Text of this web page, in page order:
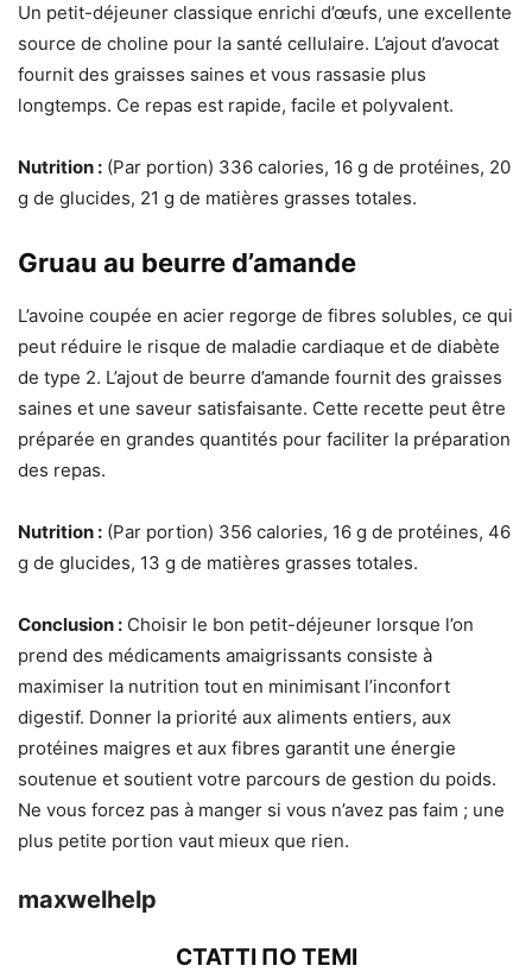
Un petit-déjeuner classique enrichi d’œufs, une excellente
source de choline pour la santé cellulaire. L’ajout d’avocat
fournit des graisses saines et vous rassasie plus
longtemps. Ce repas est rapide, facile et polyvalent.
Nutrition : (Par portion) 336 calories, 16 g de protéines, 20
g de glucides, 21 g de matières grasses totales.
Gruau au beurre d’amande
L’avoine coupée en acier regorge de fibres solubles, ce qui
peut réduire le risque de maladie cardiaque et de diabète
de type 2. L’ajout de beurre d’amande fournit des graisses
saines et une saveur satisfaisante. Cette recette peut être
préparée en grandes quantités pour faciliter la préparation
des repas.
Nutrition : (Par portion) 356 calories, 16 g de protéines, 46
g de glucides, 13 g de matières grasses totales.
Conclusion : Choisir le bon petit-déjeuner lorsque l’on
prend des médicaments amaigrissants consiste à
maximiser la nutrition tout en minimisant l’inconfort
digestif. Donner la priorité aux aliments entiers, aux
protéines maigres et aux fibres garantit une énergie
soutenue et soutient votre parcours de gestion du poids.
Ne vous forcez pas à manger si vous n’avez pas faim ; une
plus petite portion vaut mieux que rien.
maxwelhelp
СТАТТІ ПО ТЕМІ